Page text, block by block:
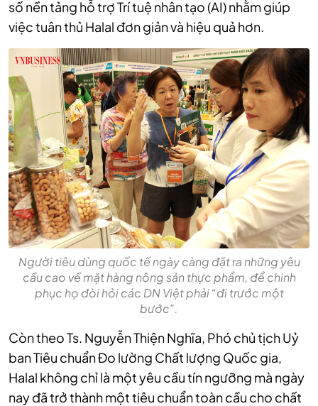
số nền tảng hỗ trợ Trí tuệ nhân tạo (AI) nhằm giúp
việc tuân thủ Halal đơn giản và hiệu quả hơn.
Người tiêu dùng quốc tế ngày càng đặt ra những yêu
cầu cao về mặt hàng nông sản thực phẩm, để chinh
phục họ đòi hỏi các DN Việt phải “đi trước một
bước”.
Còn theo Ts. Nguyễn Thiện Nghĩa, Phó chủ tịch Uỷ
ban Tiêu chuẩn Đo lường Chất lượng Quốc gia,
Halal không chỉ là một yêu cầu tín ngưỡng mà ngày
nay đã trở thành một tiêu chuẩn toàn cầu cho chất